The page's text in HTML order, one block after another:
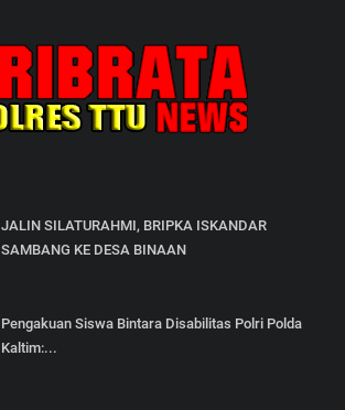
JALIN SILATURAHMI, BRIPKA ISKANDAR
SAMBANG KE DESA BINAAN
Pengakuan Siswa Bintara Disabilitas Polri Polda
Kaltim:...